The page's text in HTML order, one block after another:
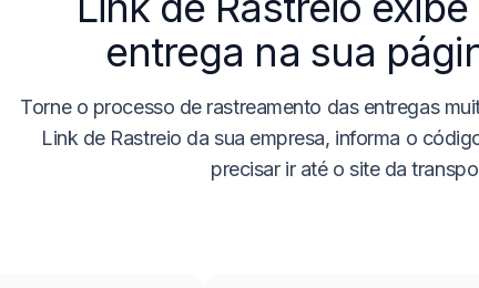
entrega na sua
Torne o processo de rastreamento das entregas
Link de Rastreio da sua empresa, informa o
precisar ir até o site da